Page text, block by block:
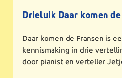
Drieluik Daar komen
Daar komen de Fransen is
kennismaking in drie
door pianist en verteller